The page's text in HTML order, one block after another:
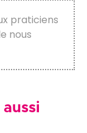
praticiens
nous